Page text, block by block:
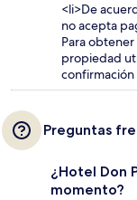
<li>De
no acepta
Para
propiedad
confirmación
Preguntas
¿Hotel Don
momento?